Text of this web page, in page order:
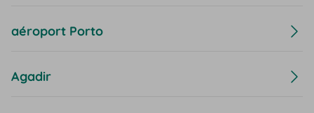
aéroport Porto
Agadir